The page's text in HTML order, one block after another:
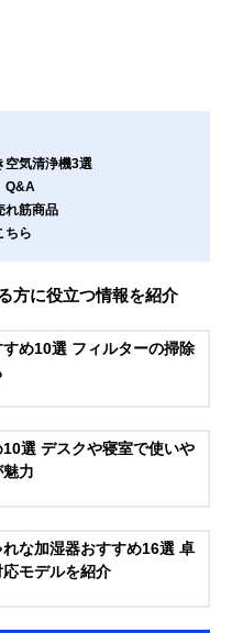
空気清浄機3選
Q&A
れ筋商品
ちら
方に役立つ情報を紹介
め10選 フィルターの掃除
選 デスクや寝室で使いや
力
れな加湿器おすすめ16選 卓
応モデルを紹介